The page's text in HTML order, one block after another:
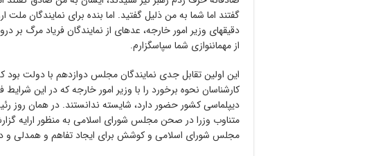
گفتند اما شما به من ذلیل گفتید. اما بنده برای نمایندگان
دقیقهای وزیر امور خارجه، عدهای از نمایندگان فریاد مرگ بر
از مهماننوازی شما سپاسگزارم.
این اولین تقابل جدی نمایندگان مجلس دوازدهم با دولت بود
کارشناسان نحوه برخورد را با وزیر امور خارجه که در این
دیپلماسی کشور حضور دارد، شایسته ندانستند. در همان
متناوب وزرا در صحن مجلس شورای اسلامی به منظور ارایه
مجلس شورای اسلامی و کوشش برای ایجاد تفاهم و همدلی و